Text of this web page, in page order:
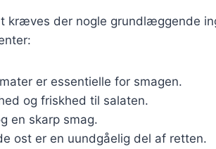
kræves der nogle grundlæggende
er essentielle for smagen.
og friskhed til salaten.
en skarp smag.
ost er en uundgåelig del af retten.